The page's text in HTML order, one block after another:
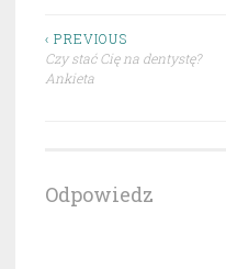
Nawigacja
wpisu
‹ PREVIOUS
Czy stać Cię na dentystę?
Ankieta
Odpowiedz